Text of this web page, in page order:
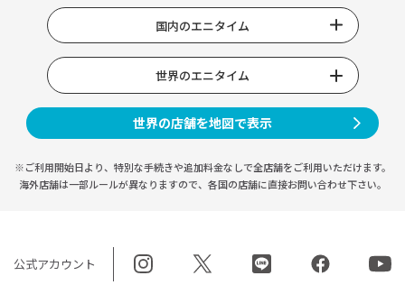
国内のエニタイム
世界のエニタイム
世界の店舗を地図で表示
※ご利用開始日より、特別な手続きや追加料金なしで全店舗をご利用いただけます。
海外店舗は一部ルールが異なりますので、 各国の店舗に直接お問い合わせ下さい。
公式アカウント